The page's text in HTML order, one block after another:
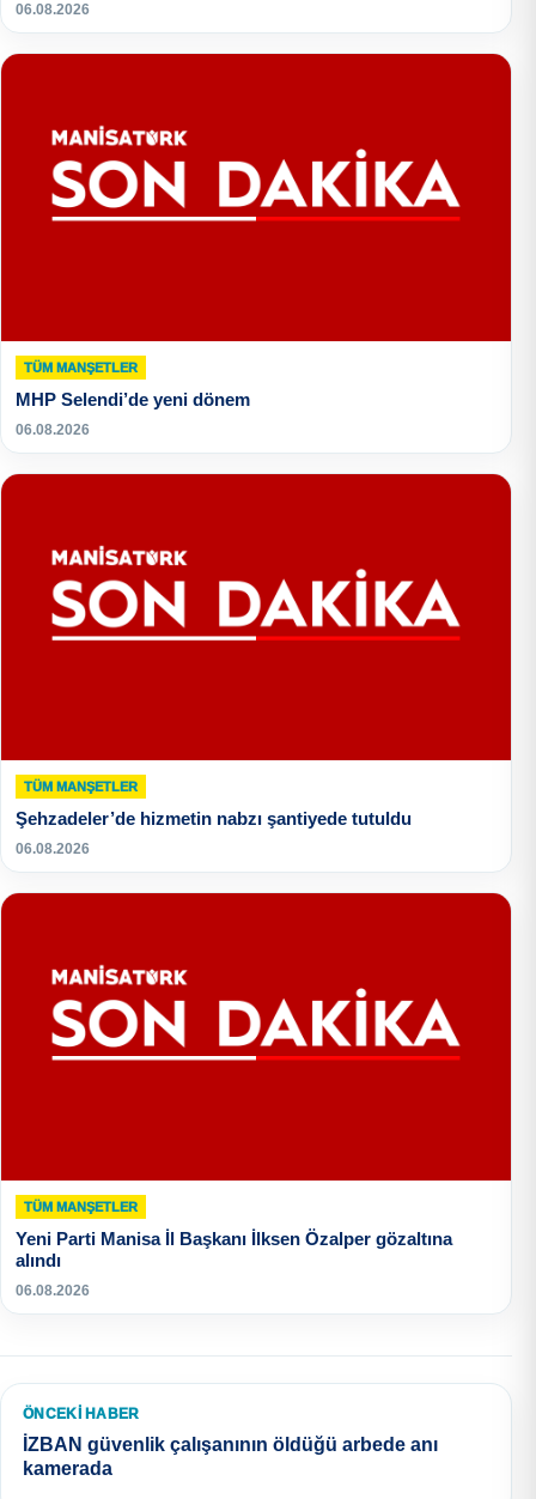
06.08.2026
TÜM MANŞETLER
MHP Selendi’de yeni dönem
06.08.2026
TÜM MANŞETLER
Şehzadeler’de hizmetin nabzı şantiyede tutuldu
06.08.2026
TÜM MANŞETLER
Yeni Parti Manisa İl Başkanı İlksen Özalper gözaltına
alındı
06.08.2026
ÖNCEKI HABER
İZBAN güvenlik çalışanının öldüğü arbede anı
kamerada